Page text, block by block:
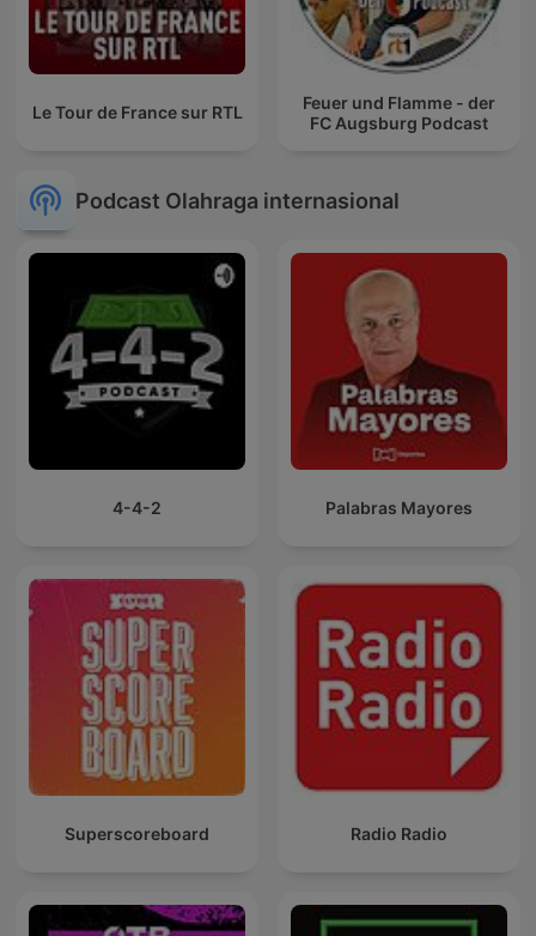
Le Tour de France sur RTL
Feuer und Flamme - der
FC Augsburg Podcast
Podcast Olahraga internasional
4-4-2 Palabras Mayores
Superscoreboard Radio Radio